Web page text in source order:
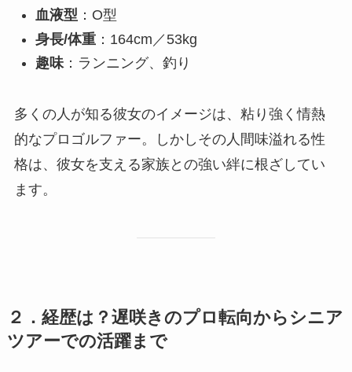
血液型 ：O型
身長/体重：164cm／53kg
趣味：ランニング、釣り
多くの人が知る彼女のイメージは、粘り強く情熱
的なプロゴルファー。しかしその人間味溢れる性
格は、彼女を支える家族との強い絆に根ざしてい
ます。
２．経歴は？遅咲きのプロ転向からシニア
ツアーでの活躍まで